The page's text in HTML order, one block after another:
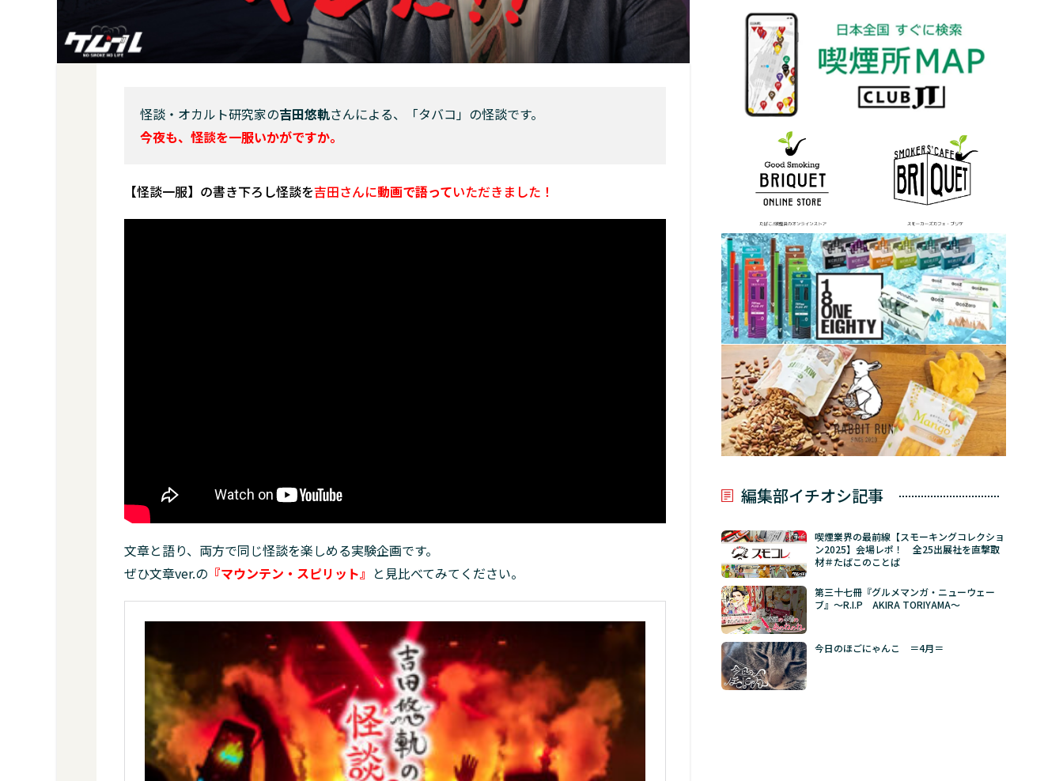
怪談・オカルト研究家の吉田悠軌さんによる、「タバコ」の怪談です。
今夜も、怪談を一服いかがですか。
【怪談一服】の書き下ろし怪談を吉田さんに動画で語っていただきました！
文章と語り、両方で同じ怪談を楽しめる実験企画です。
ぜひ文章ver.の 『マウンテン・スピリット』 と見比べてみてください。
編集部イチオシ記事
喫煙業界の最前線【スモーキングコレクショ
ン2025】会場レポ！ 全25出展社を直撃取
材＃たばこのことば
第三十七冊『グルメマンガ・ニューウェー
ブ』～R.I.P AKIRA TORIYAMA～
今日のほごにゃんこ ＝4月＝